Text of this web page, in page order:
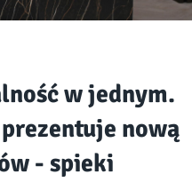
w jednym.
nową
- spieki